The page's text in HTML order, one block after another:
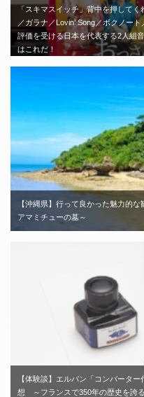
「スキマスイッチ」背中を押して
／ガラナ／Lovin’ Song／ボクノー
評価を受ける日本を代表する2人組
はこれだ！
【沖縄県】行って良かった魅力的
アマミチューの墓～
【体験談】エルバン「コンバータ
想 ～フランスで350年の歴史を誇